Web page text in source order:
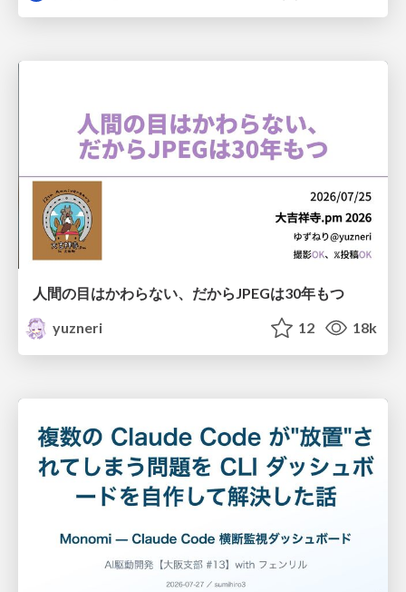
人間の目はかわらない、だからJPEGは30年もつ
yuzneri
12 18k